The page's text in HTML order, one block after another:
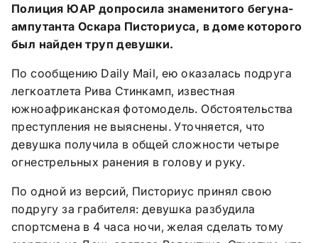
Полиция ЮАР допросила знаменитого бегуна-
ампутанта Оскара Писториуса, в доме которого
был найден труп девушки.
По сообщению Daily Mail, ею оказалась подруга
легкоатлета Рива Стинкамп, известная
южноафриканская фотомодель. Обстоятельства
преступления не выяснены. Уточняется, что
девушка получила в общей сложности четыре
огнестрельных ранения в голову и руку.
По одной из версий, Писториус принял свою
подругу за грабителя: девушка разбудила
спортсмена в 4 часа ночи, желая сделать тому